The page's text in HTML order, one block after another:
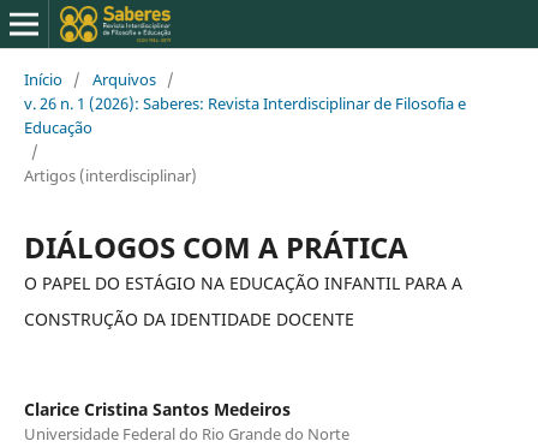
Início / Arquivos /
v. 26 n. 1 (2026): Saberes: Revista Interdisciplinar de Filosofia e
Educação
/
Artigos (interdisciplinar)
DIÁLOGOS COM A PRÁTICA
O PAPEL DO ESTÁGIO NA EDUCAÇÃO INFANTIL PARA A
CONSTRUÇÃO DA IDENTIDADE DOCENTE
Clarice Cristina Santos Medeiros
Universidade Federal do Rio Grande do Norte